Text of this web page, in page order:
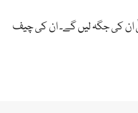
کی جگہ لیں گے۔ ان کی چیف